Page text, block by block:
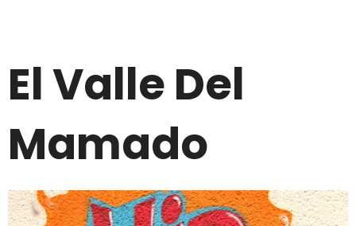
El Valle Del
Mamado